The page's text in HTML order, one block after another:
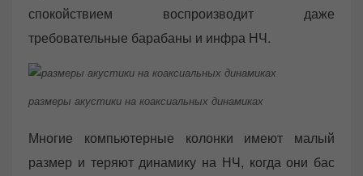
спокойствием воспроизводит даже
требовательные барабаны и инфра НЧ.
размеры акустики на коаксиальных динамиках
Многие компьютерные колонки имеют малый
размер и теряют динамику на НЧ, когда они бас